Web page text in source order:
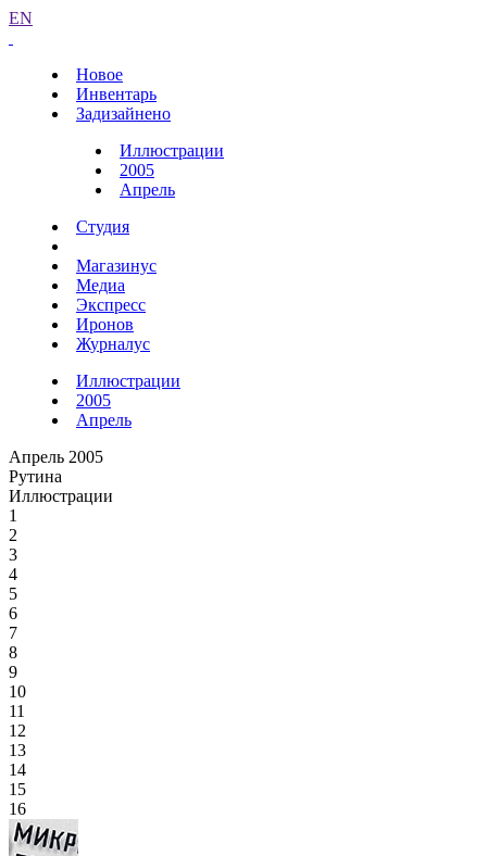
EN
Новое
Инвентарь
Задизайнено
Иллюстрации
2005
Апрель
Студия
Магазинус
Медиа
Экспресс
Иронов
Журналус
Иллюстрации
2005
Апрель
Апрель 2005
Рутина
Иллюстрации
1
2
3
4
5
6
7
8
9
10
11
12
13
14
15
16